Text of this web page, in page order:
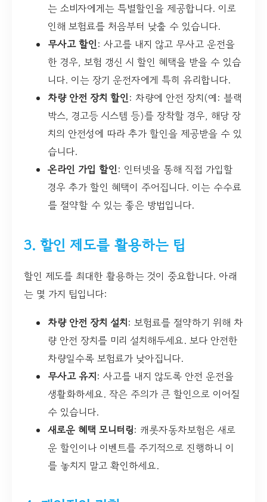
는 소비자에게는 특별할인을 제공합니다. 이로
인해 보험료를 처음부터 낮출 수 있습니다.
무사고 할인: 사고를 내지 않고 무사고 운전을
한 경우, 보험 갱신 시 할인 혜택을 받을 수 있습
니다. 이는 장기 운전자에게 특히 유리합니다.
차량 안전 장치 할인: 차량에 안전 장치(예: 블랙
박스, 경고등 시스템 등)를 장착할 경우, 해당 장
치의 안전성에 따라 추가 할인을 제공받을 수 있
습니다.
온라인 가입 할인: 인터넷을 통해 직접 가입할
경우 추가 할인 혜택이 주어집니다. 이는 수수료
를 절약할 수 있는 좋은 방법입니다.
3. 할인 제도를 활용하는 팁
할인 제도를 최대한 활용하는 것이 중요합니다. 아래
는 몇 가지 팁입니다:
차량 안전 장치 설치: 보험료를 절약하기 위해 차
량 안전 장치를 미리 설치해두세요. 보다 안전한
차량일수록 보험료가 낮아집니다.
무사고 유지: 사고를 내지 않도록 안전 운전을
생활화하세요. 작은 주의가 큰 할인으로 이어질
수 있습니다.
새로운 혜택 모니터링: 캐롯자동차보험은 새로
운 할인이나 이벤트를 주기적으로 진행하니 이
를 놓치지 말고 확인하세요.